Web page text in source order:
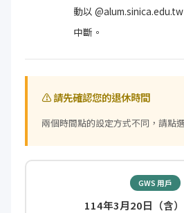
動以
中斷。
⚠️ 請先確認您的退休時間
兩個時間點的設定方式不同，請點
GWS 用戶
114年3月20日（含